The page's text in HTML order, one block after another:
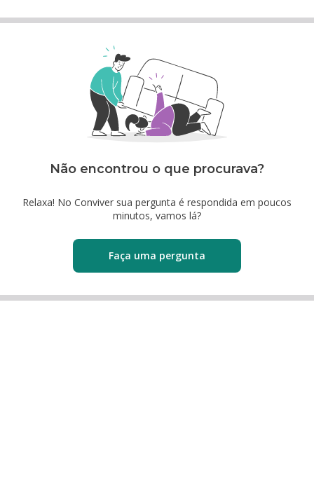
Não encontrou o que procurava?
Relaxa! No Conviver sua pergunta é respondida em poucos
minutos, vamos lá?
Faça uma pergunta